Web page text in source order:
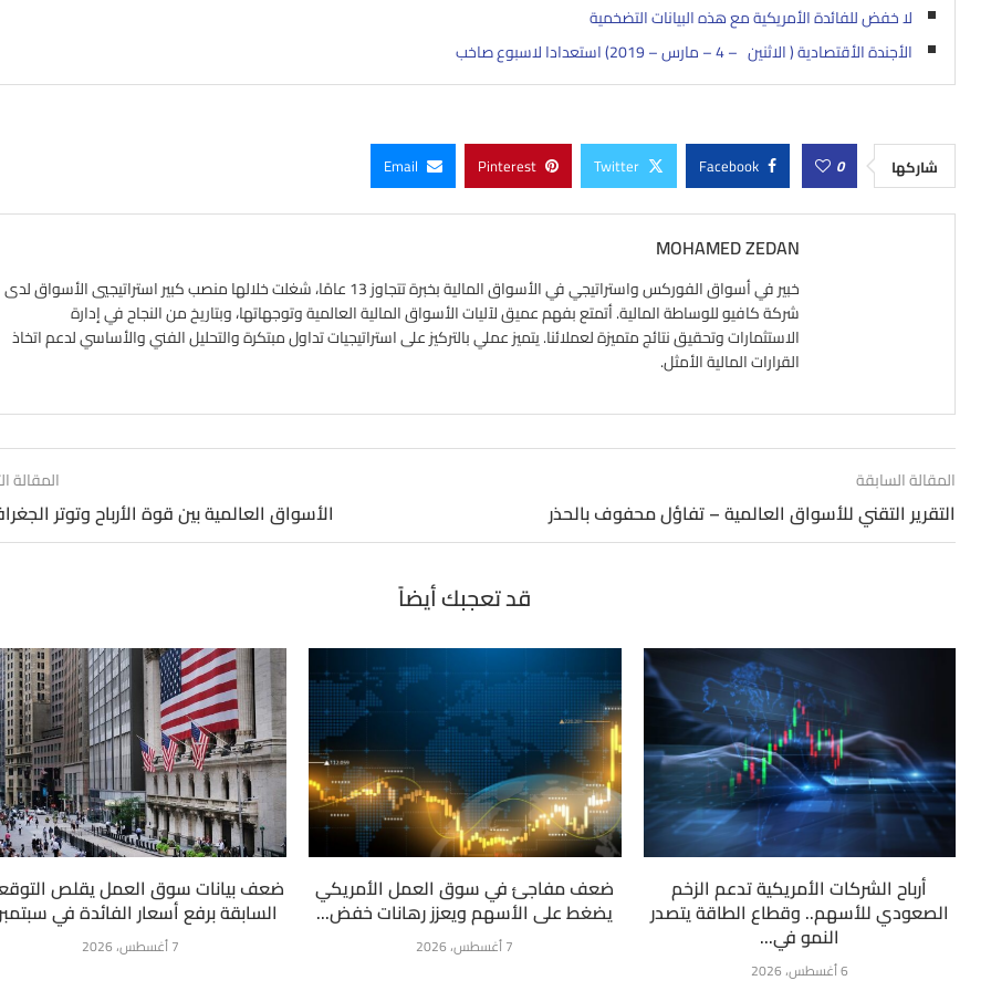
لا خفض للفائدة الأمريكية مع هذه البيانات التضخمية
الأجندة الأقتصادية ( الاثنين – 4 – مارس – 2019) استعدادا لاسبوع صاخب
شاركها 0
Facebook
Twitter
Pinterest
Email
MOHAMED ZEDAN
خبير في أسواق الفوركس واستراتيجي في الأسواق المالية بخبرة تتجاوز 13 عامًا، شغلت خلالها منصب كبير استراتيجيي الأسواق لدى
شركة كافيو للوساطة المالية. أتمتع بفهم عميق لآليات الأسواق المالية العالمية وتوجهاتها، وبتاريخ من النجاح في إدارة
الاستثمارات وتحقيق نتائج متميزة لعملائنا. يتميز عملي بالتركيز على استراتيجيات تداول مبتكرة والتحليل الفني والأساسي لدعم اتخاذ
القرارات المالية الأمثل.
المقالة السابقة
التقرير التقني للأسواق العالمية – تفاؤل محفوف بالحذر
المقالة
الأسواق العالمية بين قوة الأرباح وتوتر
قد تعجبك أيضاً
ضعف بيانات سوق العمل يقلص
السابقة برفع أسعار الفائدة في
7 أغسطس، 2026
ضعف مفاجئ في سوق العمل الأمريكي
يضغط على الأسهم ويعزز رهانات خفض...
7 أغسطس، 2026
أرباح الشركات الأمريكية تدعم الزخم
الصعودي للأسهم.. وقطاع الطاقة يتصدر
النمو في...
6 أغسطس، 2026